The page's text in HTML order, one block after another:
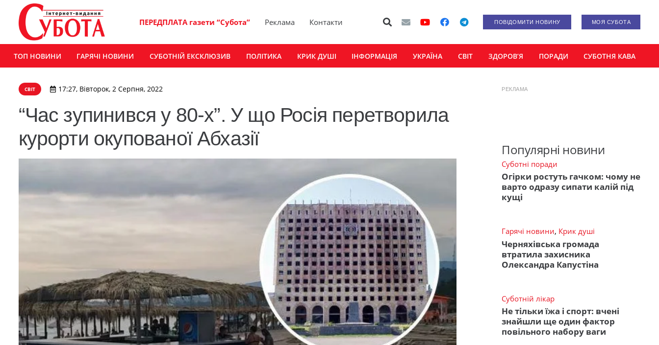
ПЕРЕДПЛАТА газети “Субота” Реклама Контакти ПОВІДОМИТИ НОВИНУ МОЯ СУБОТА
ТОП НОВИНИ ГАРЯЧІ НОВИНИ СУБОТНІЙ ЕКСКЛЮЗИВ ПОЛІТИКА КРИК ДУШІ ІНФОРМАЦІЯ УКРАЇНА СВІТ ЗДОРОВ’Я ПОРАДИ СУБОТНЯ КАВА
СВІТ 17:27, Вівторок, 2 Серпня, 2022
“Час зупинився у 80-х”. У що Росія перетворила
курорти окупованої Абхазії
РЕКЛАМА
Популярні новини
Суботні поради
Огірки ростуть гачком: чому не
варто одразу сипати калій під
кущі
Гарячі новини, Крик душі
Черняхівська громада
втратила захисника
Олександра Капустіна
Суботній лікар
Не тільки їжа і спорт: вчені
знайшли ще один фактор
повільного набору ваги